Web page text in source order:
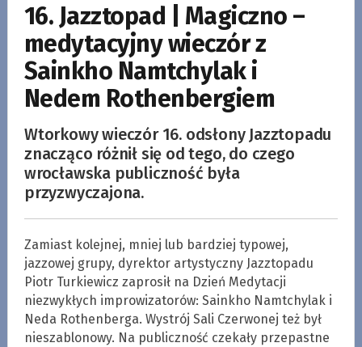
16. Jazztopad | Magiczno –
medytacyjny wieczór z
Sainkho Namtchylak i
Nedem Rothenbergiem
Wtorkowy wieczór 16. odsłony Jazztopadu
znacząco różnił się od tego, do czego
wrocławska publiczność była
przyzwyczajona.
Zamiast kolejnej, mniej lub bardziej typowej,
jazzowej grupy, dyrektor artystyczny Jazztopadu
Piotr Turkiewicz zaprosił na Dzień Medytacji
niezwykłych improwizatorów: Sainkho Namtchylak i
Neda Rothenberga. Wystrój Sali Czerwonej też był
nieszablonowy. Na publiczność czekały przepastne